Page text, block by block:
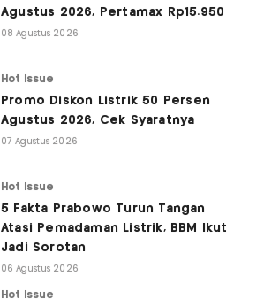
Agustus 2026, Pertamax Rp15.950
08 Agustus 2026
Hot Issue
Promo Diskon Listrik 50 Persen
Agustus 2026, Cek Syaratnya
07 Agustus 2026
Hot Issue
5 Fakta Prabowo Turun Tangan
Atasi Pemadaman Listrik, BBM Ikut
Jadi Sorotan
06 Agustus 2026
Hot Issue